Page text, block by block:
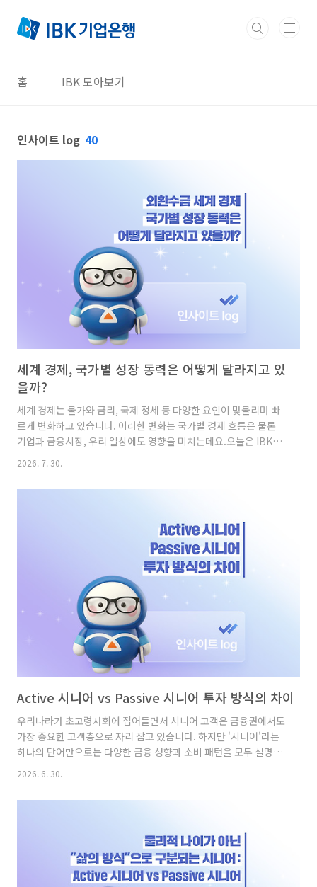
홈 IBK 모아보기
인사이트 log 40
세계 경제, 국가별 성장 동력은 어떻게 달라지고 있
을까?
세계 경제는 물가와 금리, 국제 정세 등 다양한 요인이 맞물리며 빠
르게 변화하고 있습니다. 이러한 변화는 국가별 경제 흐름은 물론
기업과 금융시장, 우리 일상에도 영향을 미치는데요.오늘은 IBK기
물가 부담 속에서도 AI 관련 투자로 안정적 성장세 유지 미국은 높
자가 이어지면서 안정적인 성장세를 유지할 것으로 전망됩니다.특
히 중동전쟁의 영향으로 에너지 가격이 오르면서 주거(난방·전기
포함)는 물론 물류와 교통 비용까지 상승해 물가 부담이 더욱 커지
고 있습니다. 이러한 인플레이션 압력은 고용과 소비에 부담을 주는
2026. 7. 30.
Active 시니어 vs Passive 시니어 투자 방식의 차이
우리나라가 초고령사회에 접어들면서 시니어 고객은 금융권에서도
가장 중요한 고객층으로 자리 잡고 있습니다. 하지만 '시니어'라는
하나의 단어만으로는 다양한 금융 성향과 소비 패턴을 모두 설명하
기 어렵습니다. 같은 60~70대라도 디지털 활용 수준부터 자산관리
근에는 시니어를 단순히 연령으로 구분하기보다 금융 행동과 디지
번 개인금융 인사이트에서는 '디지털 친화적인 능동형 Active
Senior'와 '익숙한 방식에 의존하는 Passive Senior'의 금융 행동
DNA를 비교해보고, 두 유형이 디지털 금융을 어떻게 받아들이고
있는지 함께 살펴보겠습니다. Active 시니어 금융 행..
2026. 6. 30.